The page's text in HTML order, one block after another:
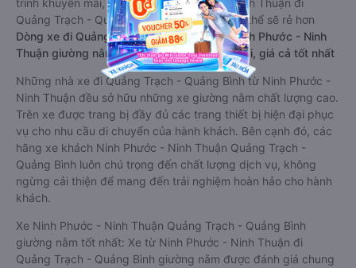
trình khuyến mãi, giá vé Xe Ninh Phước - Ninh Thuận đi
Quảng Trạch - Quảng Bình limousine này có thể sẽ rẻ hơn
Dòng xe đi Quảng Trạch - Quảng Bình từ Ninh Phước - Ninh
Thuận giường nằm chất lượng cao: Thoải mái, giá cả tốt nhất
Những nhà xe đi Quảng Trạch - Quảng Bình từ Ninh Phước -
Ninh Thuận đều sở hữu những xe giường nằm chất lượng cao.
Trên xe được trang bị đầy đủ các trang thiết bị hiện đại phục
vụ cho nhu cầu di chuyển của hành khách. Bên cạnh đó, các
hãng xe khách Ninh Phước - Ninh Thuận Quảng Trạch -
Quảng Bình luôn chú trọng đến chất lượng dịch vụ, không
ngừng cải thiện để mang đến trải nghiệm hoàn hảo cho hành
khách.
Xe Ninh Phước - Ninh Thuận Quảng Trạch - Quảng Bình
giường nằm tốt nhất: Xe từ Ninh Phước - Ninh Thuận đi
Quảng Trạch - Quảng Bình giường nằm được đánh giá chung